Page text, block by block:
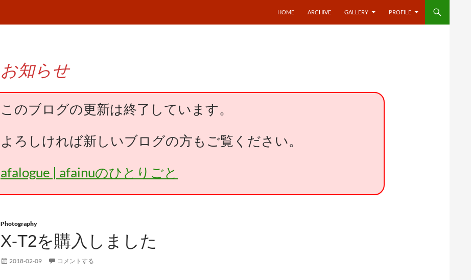
HOME ARCHIVE GALLERY PROFILE
お知らせ
このブログの更新は終了しています。
よろしければ新しいブログの方もご覧ください。
afalogue | afainuのひとりごと
Photography
X-T2を購入しました
2018-02-09 コメントする